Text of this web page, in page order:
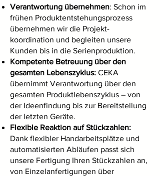
Verantwortung übernehmen: Schon im
frühen Produktentstehungs­prozess
übernehmen wir die Projekt­
koordination und begleiten unsere
Kunden bis in die Serienproduktion.
Kompetente Betreuung über den
gesamten Lebenszyklus: CEKA
übernimmt Verantwortung über den
gesamten Produktlebenszyklus – von
der Ideenfindung bis zur Bereitstellung
der letzten Geräte.
Flexible Reaktion auf Stückzahlen:
Dank flexibler Handarbeitsplätze und
automatisierten Abläufen passt sich
unsere Fertigung Ihren Stückzahlen an,
von Einzel­anfertigungen über